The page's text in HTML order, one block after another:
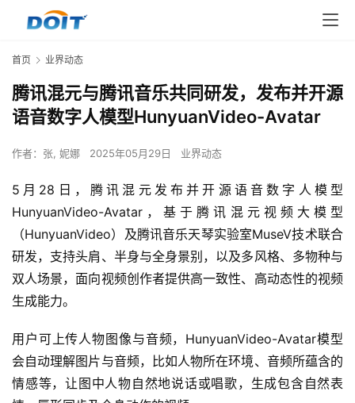
首页 业界动态
腾讯混元与腾讯音乐共同研发，发布并开源
语音数字人模型HunyuanVideo-Avatar
作者： 张, 妮娜 2025年05月29日 业界动态
5月28日，腾讯混元发布并开源语音数字人模型
HunyuanVideo-Avatar，基于腾讯混元视频大模型
（HunyuanVideo）及腾讯音乐天琴实验室MuseV技术联合
研发，支持头肩、半身与全身景别，以及多风格、多物种与
双人场景，面向视频创作者提供高一致性、高动态性的视频
生成能力。
用户可上传人物图像与音频，HunyuanVideo-Avatar模型
会自动理解图片与音频，比如人物所在环境、音频所蕴含的
情感等，让图中人物自然地说话或唱歌，生成包含自然表